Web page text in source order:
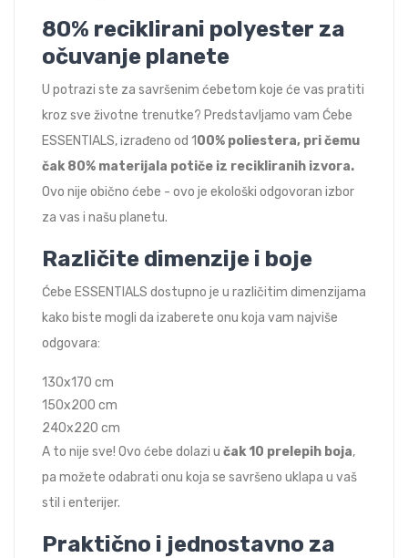
80% reciklirani polyester za
očuvanje planete
U potrazi ste za savršenim ćebetom koje će vas pratiti
kroz sve životne trenutke? Predstavljamo vam Ćebe
ESSENTIALS, izrađeno od 100% poliestera, pri čemu
čak 80% materijala potiče iz recikliranih izvora.
Ovo nije obično ćebe - ovo je ekološki odgovoran izbor
za vas i našu planetu.
Različite dimenzije i boje
Ćebe ESSENTIALS dostupno je u različitim dimenzijama
kako biste mogli da izaberete onu koja vam najviše
odgovara:
130x170 cm
150x200 cm
240x220 cm
A to nije sve! Ovo ćebe dolazi u čak 10 prelepih boja,
pa možete odabrati onu koja se savršeno uklapa u vaš
stil i enterijer.
Praktično i jednostavno za